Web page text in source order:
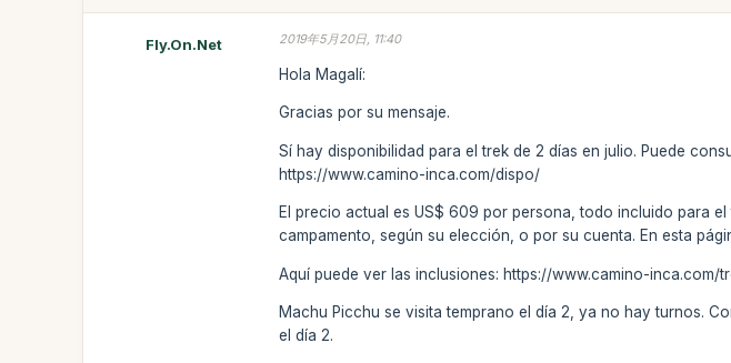
Fly.On.Net 2019年5月20日, 11:40
Hola Magalí:
Gracias por su mensaje.
Sí hay disponibilidad para el trek de 2 días en julio. Puede
https://www.camino-inca.com/dispo/
El precio actual es US$ 609 por persona, todo incluido para
campamento, según su elección, o por su cuenta. En esta
Aquí puede ver las inclusiones: https://www.camino-inca.com/
Machu Picchu se visita temprano el día 2, ya no hay turnos.
el día 2.